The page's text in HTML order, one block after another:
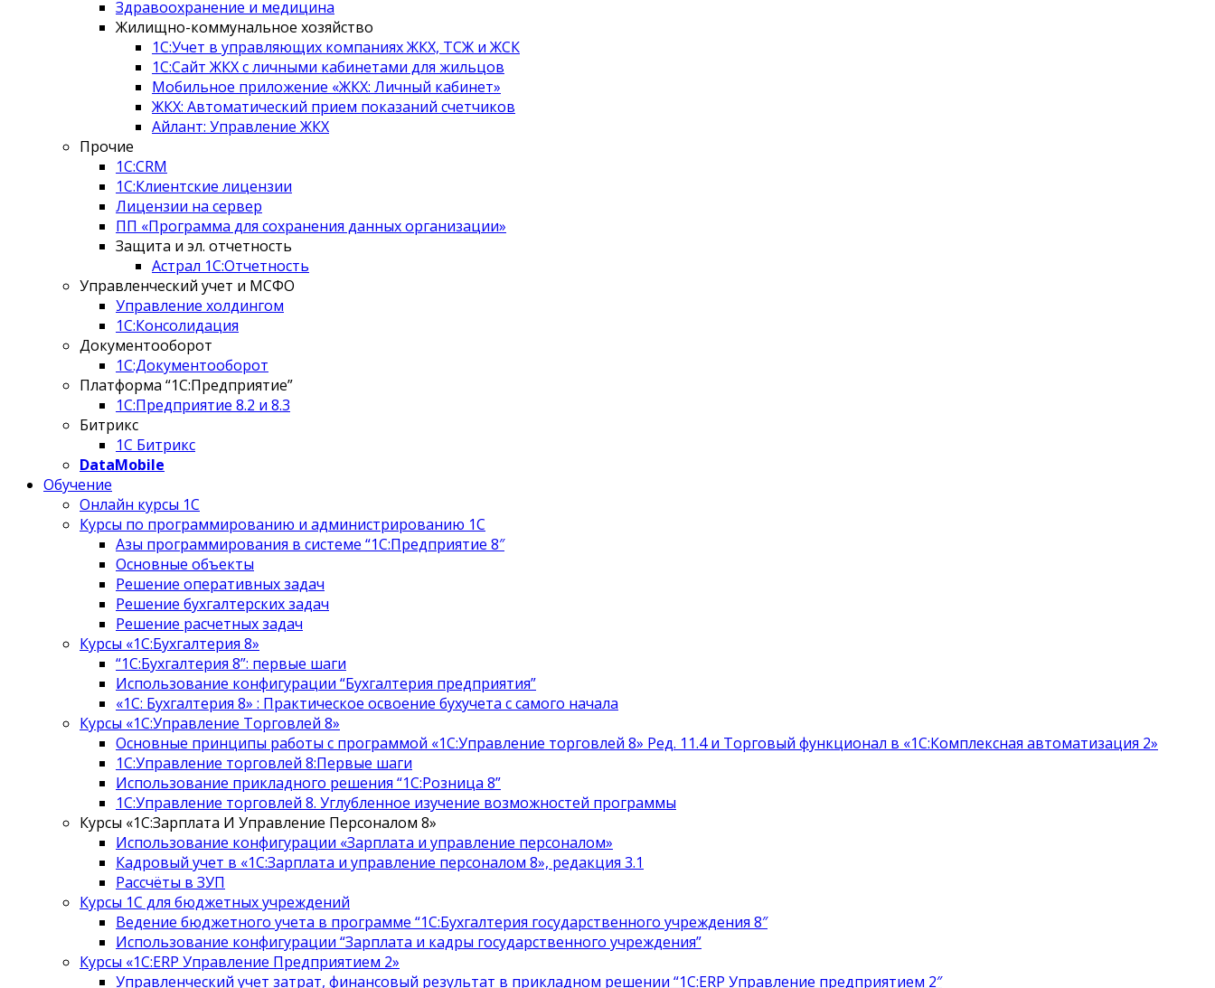
Здравоохранение и медицина
Жилищно-коммунальное хозяйство
1С:Учет в управляющих компаниях ЖКХ, ТСЖ и ЖСК
1С:Сайт ЖКХ с личными кабинетами для жильцов
Мобильное приложение «ЖКХ: Личный кабинет»
ЖКХ: Автоматический прием показаний счетчиков
Айлант: Управление ЖКХ
Прочие
1С:CRM
1С:Клиентские лицензии
Лицензии на сервер
ПП «Программа для сохранения данных организации»
Защита и эл. отчетность
Астрал 1С:Отчетность
Управленческий учет и МСФО
Управление холдингом
1С:Консолидация
Документооборот
1С:Документооборот
Платформа “1С:Предприятие”
1С:Предприятие 8.2 и 8.3
Битрикс
1С Битрикс
DataMobile
Обучение
Онлайн курсы 1С
Курсы по программированию и администрированию 1С
Азы программирования в системе “1С:Предприятие 8″
Основные объекты
Решение оперативных задач
Решение бухгалтерских задач
Решение расчетных задач
Курсы «1С:Бухгалтерия 8»
“1С:Бухгалтерия 8”: первые шаги
Использование конфигурации “Бухгалтерия предприятия”
«1С: Бухгалтерия 8» : Практическое освоение бухучета с самого начала
Курсы «1С:Управление Торговлей 8»
Основные принципы работы с программой «1С:Управление торговлей 8» Ред. 11.4 и Торговый функционал в «1С:Комплексная автоматизация 2»
1С:Управление торговлей 8:Первые шаги
Использование прикладного решения “1С:Розница 8”
1С:Управление торговлей 8. Углубленное изучение возможностей программы
Курсы «1С:Зарплата И Управление Персоналом 8»
Использование конфигурации «Зарплата и управление персоналом»
Кадровый учет в «1С:Зарплата и управление персоналом 8», редакция 3.1
Рассчёты в ЗУП
Курсы 1С для бюджетных учреждений
Ведение бюджетного учета в программе “1С:Бухгалтерия государственного учреждения 8″
Использование конфигурации “Зарплата и кадры государственного учреждения”
Курсы «1С:ERP Управление Предприятием 2»
Управленческий учет затрат, финансовый результат в прикладном решении “1С:ERP Управление предприятием 2″